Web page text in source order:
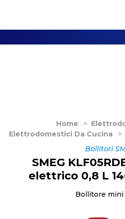
Home >
Elettrodomestici Da Cucina
>
Bollitori
SMEG
elettrico 0,8 L
Bollitore mini